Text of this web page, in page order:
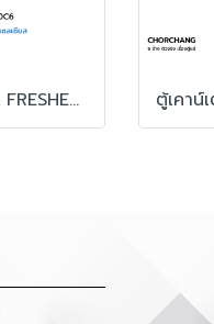
ตู้เคาน์เตอร์ 120 cm. FRESHER รุ่น FR-2D120C6